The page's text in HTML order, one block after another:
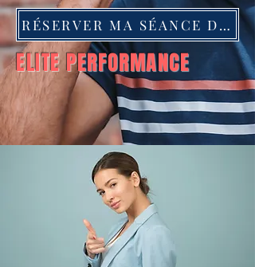
RÉSERVER MA SÉANCE DÉCOUVERTE GRATUITE
ELITE PERFORMANCE